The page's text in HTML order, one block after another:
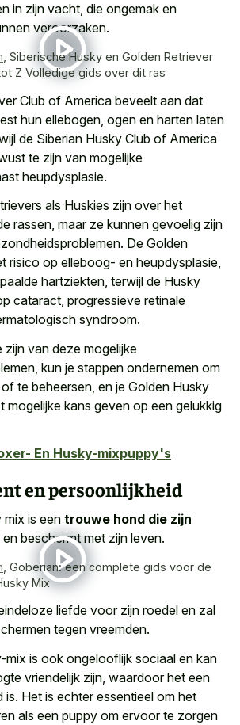
in zijn vacht, die ongemak en
veroorzaken.
, Siberische Husky en Golden Retriever
Z Volledige gids over dit ras
Club of America beveelt aan dat
hun ellebogen, ogen en harten laten
de Siberian Husky Club of America
te zijn van mogelijke
heupdysplasie.
als Huskies zijn over het
rassen, maar ze kunnen gevoelig zijn
De Golden
risico op elleboog- en heupdysplasie,
hartziekten, terwijl de Husky
cataract, progressieve retinale
syndroom.
van deze mogelijke
kun je stappen ondernemen om
te beheersen, en je Golden Husky
mogelijke kans geven op een gelukkig
En Husky-mixpuppy's
en persoonlijkheid
mix is een trouwe hond die zijn
en beschermt met zijn leven.
Goberian: een complete gids voor de
Mix
liefde voor zijn roedel en zal
tegen vreemden.
mix is ook ongelooflijk sociaal en kan
vriendelijk zijn, waardoor het een
is. Het is echter essentieel om het
als een puppy om ervoor te zorgen